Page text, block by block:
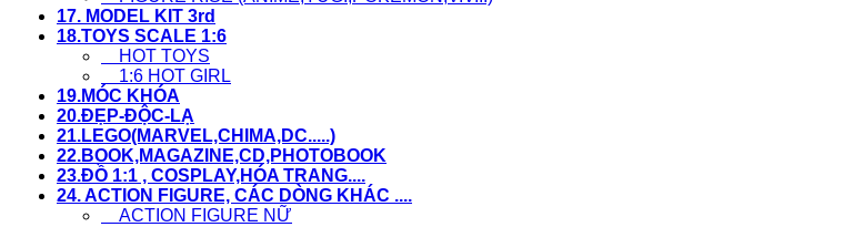
17. MODEL KIT 3rd
18.TOYS SCALE 1:6
HOT TOYS
1:6 HOT GIRL
19.MÓC KHÓA
20.ĐẸP-ĐỘC-LẠ
21.LEGO(MARVEL,CHIMA,DC.....)
22.BOOK,MAGAZINE,CD,PHOTOBOOK
23.ĐỒ 1:1 , COSPLAY,HÓA TRANG....
24. ACTION FIGURE, CÁC DÒNG KHÁC ....
ACTION FIGURE NỮ